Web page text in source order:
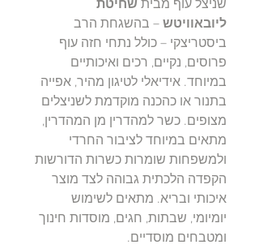
שניצל עוף מבית שחיטת
ליובאוויטש – בהשגחת הרב
ביסטריצקי – כולל נתחי חזה עוף
פרוסים, נקיים, רכים ואיכותיים
במיוחד. אידיאלי לטיגון מהיר, אפייה
בתנור או כהכנה מוקדמת לשניצלים
מצופים. כשר למהדרין מן המהדרין,
מתאים במיוחד לציבור החרדי
ולמשפחות שומרות כשרות הדורשות
הקפדה הלכתית גבוהה לצד מוצר
איכותי ובריא. מתאים לשימוש
יומיומי, שבתות, חגים, מוסדות חינוך
ומטבחים מוסדיים.